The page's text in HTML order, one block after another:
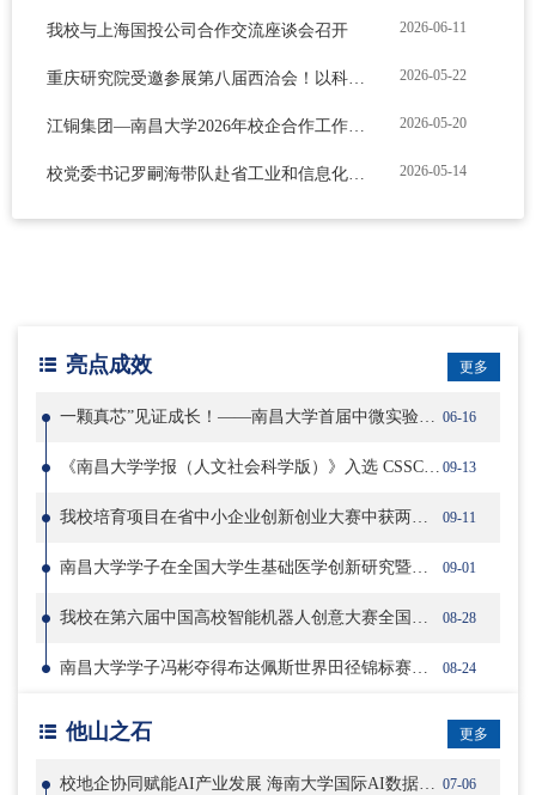
2026-06-11
我校与上海国投公司合作交流座谈会召开
2026-05-22
重庆研究院受邀参展第八届西洽会！以科创 力量赋能西部产业发展
2026-05-20
江铜集团—南昌大学2026年校企合作工作委员会会议在我校召开
2026-05-14
校党委书记罗嗣海带队赴省工业和信息化厅调研交流
亮点成效 更多
06-16
一颗真芯”见证成长！——南昌大学首届中微实验班本科生自主设计MEMS芯片成功交付
09-13
《南昌大学学报（人文社会科学版）》入选 CSSCI（2023-2024）来源期刊
09-11
我校培育项目在省中小企业创新创业大赛中获两项冠军
09-01
南昌大学学子在全国大学生基础医学创新研究暨实验设计论坛总决赛中喜获佳绩
08-28
我校在第六届中国高校智能机器人创意大赛全国总决赛中荣获佳绩
08-24
南昌大学学子冯彬夺得布达佩斯世界田径锦标赛铁饼铜牌
他山之石 更多
07-06
校地企协同赋能AI产业发展 海南大学国际AI数据标注特训营顺利开营